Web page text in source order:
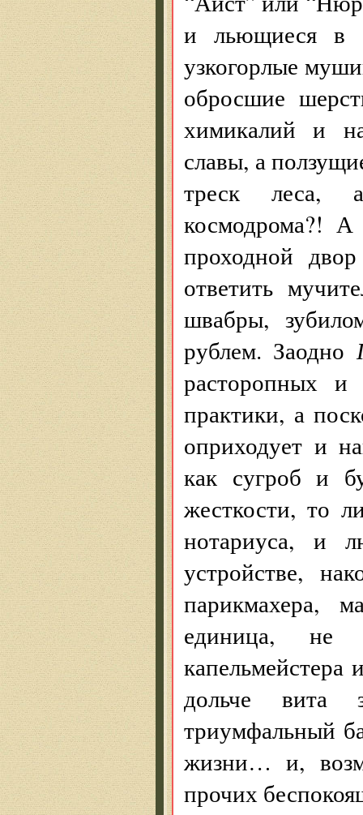
и льющиеся в
узкогорлые
обросшие
химикалий и
славы, а
треск леса,
космодрома?! А
проходной
ответить
швабры,
рублем. Заодно
расторопных и
практики, а
оприходует и
как сугроб и
жесткости, то
нотариуса, и
устройстве,
парикмахера,
единица, не
дольче вита
триумфальный
жизни… и,
прочих